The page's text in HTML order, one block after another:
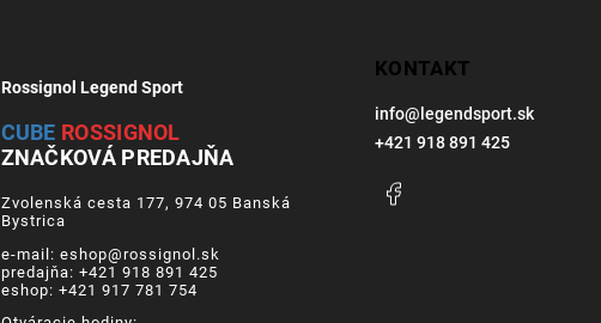
Rossignol Legend Sport
CUBE ROSSIGNOL
ZNAČKOVÁ PREDAJŇA
Zvolenská cesta 177, 974 05 Banská
Bystrica
e-mail: eshop@rossignol.sk
predajňa: +421 918 891 425
eshop: +421 917 781 754
KONTAKT
info@ legendsport.sk
+421 918 891 425